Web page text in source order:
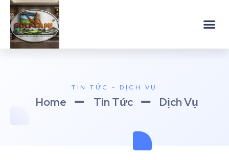
TIN TỨC - DỊCH VỤ
Home Tin Tức Dịch Vụ